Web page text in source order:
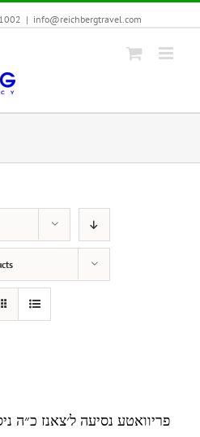
| info@reichbergtravel.com
פריוואטע נסיעה ל׳צאנז כ״ה